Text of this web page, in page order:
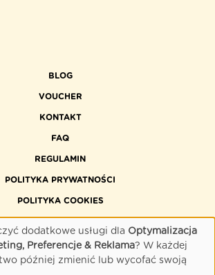
BLOG
VOUCHER
KONTAKT
FAQ
REGULAMIN
POLITYKA PRYWATNOŚCI
POLITYKA COOKIES
dodatkowe usługi dla Optymalizacja
Preferencje & Reklama? W każdej
później zmienić lub wycofać swoją